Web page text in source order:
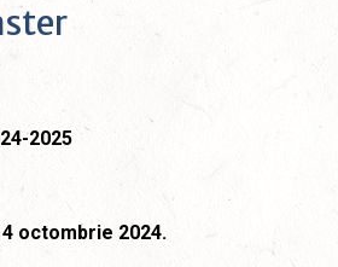
2025
octombrie 2024.